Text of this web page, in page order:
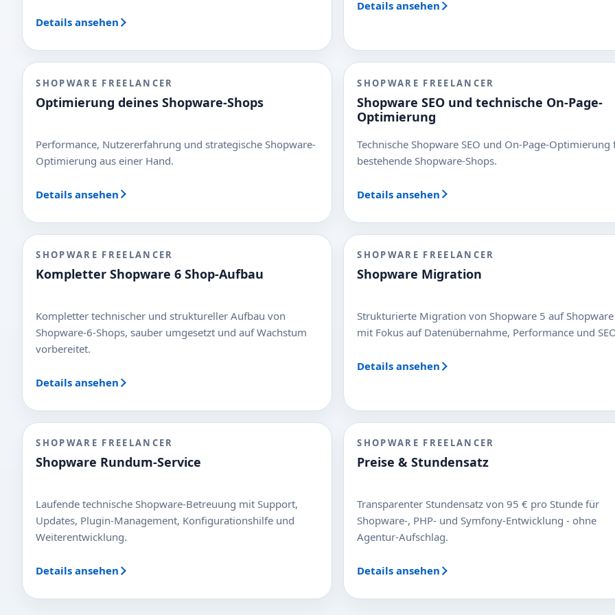
Details ansehen
Details ansehen
SHOPWARE FREELANCER
Optimierung deines Shopware-Shops
Performance, Nutzererfahrung und strategische Shopware-
Optimierung aus einer Hand.
Details ansehen
SHOPWARE FREELANCER
Shopware SEO und technische On-Page-
Optimierung
Technische Shopware SEO und On-Page-Optimierung
bestehende Shopware-Shops.
Details ansehen
SHOPWARE FREELANCER
Kompletter Shopware 6 Shop-Aufbau
Kompletter technischer und struktureller Aufbau von
Shopware-6-Shops, sauber umgesetzt und auf Wachstum
vorbereitet.
Details ansehen
SHOPWARE FREELANCER
Shopware Migration
Strukturierte Migration von Shopware 5 auf
mit Fokus auf Datenübernahme, Performance und
Details ansehen
SHOPWARE FREELANCER
Shopware Rundum-Service
Laufende technische Shopware-Betreuung mit Support,
Updates, Plugin-Management, Konfigurationshilfe und
Weiterentwicklung.
Details ansehen
SHOPWARE FREELANCER
Preise & Stundensatz
Transparenter Stundensatz von 95 € pro Stunde für
Shopware-, PHP- und Symfony-Entwicklung - ohne
Agentur-Aufschlag.
Details ansehen